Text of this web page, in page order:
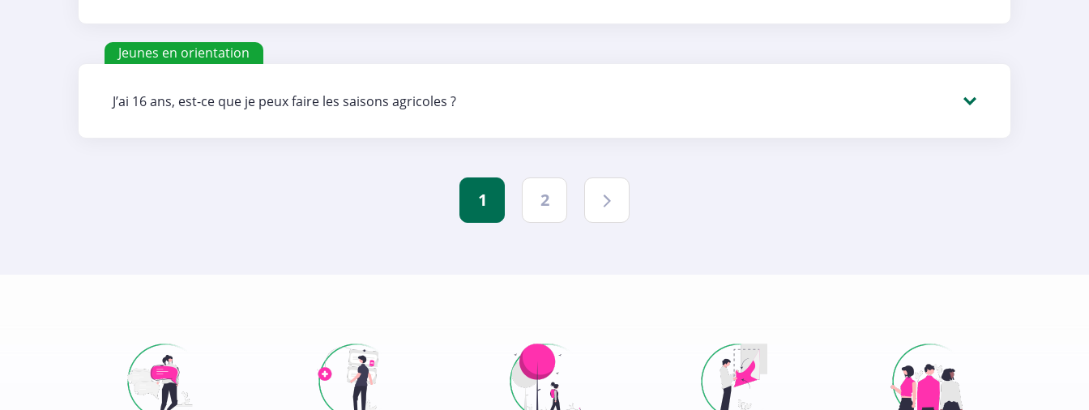
Jeunes en orientation
J’ai 16 ans, est-ce que je peux faire les saisons agricoles ?
1 2 Suivant